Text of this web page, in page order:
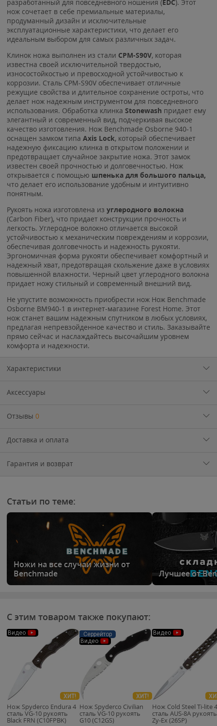
разработанный для повседневного ношения (EDC). Этот
нож сочетает в себе премиальные материалы,
продуманный дизайн и исключительные
эксплуатационные характеристики, что делает его
идеальным выбором для самых различных задач.
Клинок ножа выполнен из стали CPM-S90V, которая
известна своей исключительной твердостью,
износостойкостью и превосходной устойчивостью к
коррозии. Сталь CPM-S90V обеспечивает отличные
режущие свойства и длительное сохранение остроты, что
делает нож надежным инструментом для повседневного
использования. Обработка клинка Stonewash придает ему
элегантный и современный вид, подчеркивая высокое
качество изготовления. Нож Benchmade Osborne 940-1
оснащен замком типа Axis Lock, который обеспечивает
надежную фиксацию клинка в открытом положении и
предотвращает случайное закрытие ножа. Этот замок
известен своей прочностью и долговечностью. Нож
открывается с помощью шпенька для большого пальца,
что делает его использование удобным и интуитивно
понятным.
Рукоять ножа изготовлена из углеродного волокна
(Carbon Fiber), что придает конструкции прочность и
легкость. Углеродное волокно отличается высокой
устойчивостью к механическим повреждениям и коррозии,
обеспечивая долговечность и надежность рукояти.
Эргономичная форма рукояти обеспечивает комфортный и
надежный хват, предотвращая скольжение даже в условиях
повышенной влажности. Черный цвет углеродного волокна
придает ножу стильный и современный внешний вид.
Не упустите возможность приобрести нож Нож Benchmade
Osborne BM940-1 в интернет-магазине Forest Home. Этот
нож станет вашим надежным спутником в любых условиях,
предлагая непревзойденное качество и стиль. Заказывайте
прямо сейчас и наслаждайтесь высочайшим уровнем
комфорта и надежности.
Характеристики
Аксессуары
Отзывы 0
Доставка и оплата
Гарантия и возврат
Статьи по теме:
Ножи на все случаи жизни от
Benchmade
Лучшее от
С этим товаром также покупают:
Видео
ХИТ!
Нож Spyderco Endura 4
сталь VG-10 рукоять
Black FRN (C10FPBK)
Серрейтор
Видео
ХИТ!
Нож Spyderco Civilian
сталь VG-10 рукоять
G10 (C12GS)
Видео
Нож Cold Steel Ti-lite 4
сталь AUS-8A рукоять
Zy-Ex (26SP)